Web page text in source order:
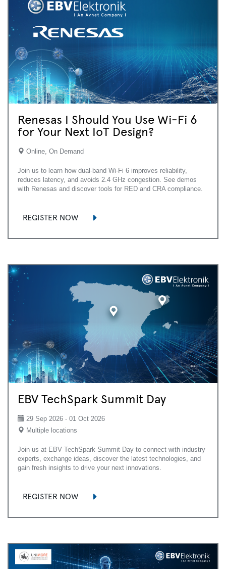
Renesas I Should You Use Wi-Fi 6
for Your Next IoT Design?
Online, On Demand
Join us to learn how dual-band Wi-Fi 6 improves reliability,
reduces latency, and avoids 2.4 GHz congestion. See demos
with Renesas and discover tools for RED and CRA compliance.
REGISTER NOW
EBV TechSpark Summit Day
29 Sep 2026 - 01 Oct 2026
Multiple locations
Join us at EBV TechSpark Summit Day to connect with industry
experts, exchange ideas, discover the latest technologies, and
gain fresh insights to drive your next innovations.
REGISTER NOW